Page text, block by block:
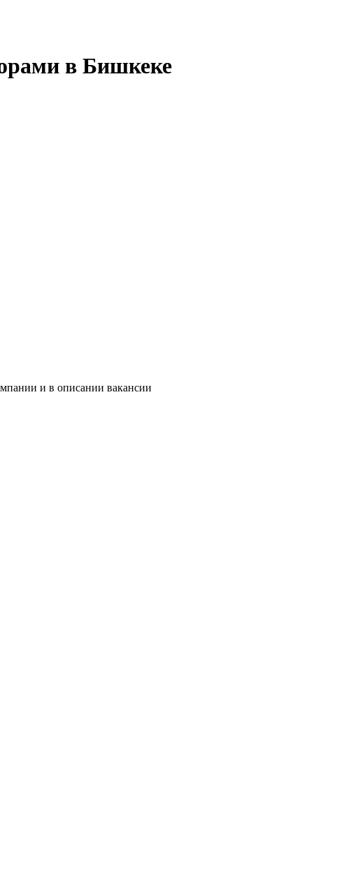
в Бишкеке
и в описании вакансии